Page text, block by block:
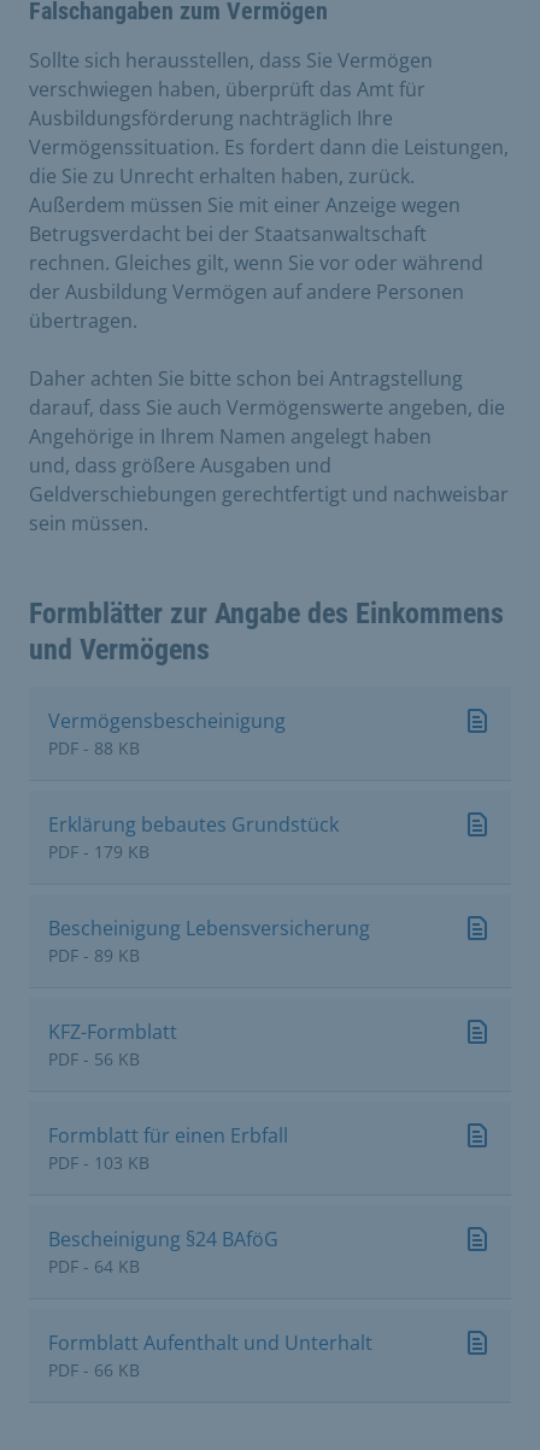
Falschangaben zum Vermögen
Sollte sich herausstellen, dass Sie Vermögen
verschwiegen haben, überprüft das Amt für
Ausbildungsförderung nachträglich Ihre
Vermögenssituation. Es fordert dann die Leistungen,
die Sie zu Unrecht erhalten haben, zurück.
Außerdem müssen Sie mit einer Anzeige wegen
Betrugsverdacht bei der Staatsanwaltschaft
rechnen. Gleiches gilt, wenn Sie vor oder während
der Ausbildung Vermögen auf andere Personen
übertragen.
Daher achten Sie bitte schon bei Antragstellung
darauf, dass Sie auch Vermögenswerte angeben, die
Angehörige in Ihrem Namen angelegt haben
und, dass größere Ausgaben und
Geldverschiebungen gerechtfertigt und nachweisbar
sein müssen.
Formblätter zur Angabe des Einkommens
und Vermögens
Vermögensbescheinigung
PDF - 88 KB
Erklärung bebautes Grundstück
PDF - 179 KB
Bescheinigung Lebensversicherung
PDF - 89 KB
KFZ-Formblatt
PDF - 56 KB
Formblatt für einen Erbfall
PDF - 103 KB
Bescheinigung §24 BAföG
PDF - 64 KB
Formblatt Aufenthalt und Unterhalt
PDF - 66 KB